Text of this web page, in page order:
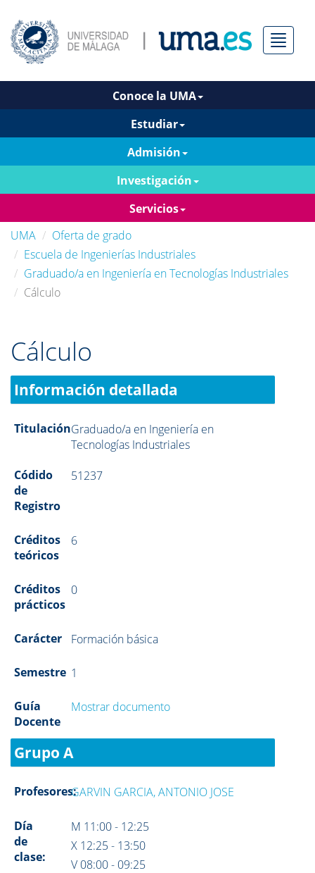
Menú
Conoce la UMA
Estudiar
Admisión
Investigación
Servicios
UMA
Oferta de grado
Escuela de Ingenierías Industriales
Graduado/a en Ingeniería en Tecnologías Industriales
Cálculo
Cálculo
Información detallada
TitulaciónGraduado/a en Ingeniería en
Tecnologías Industriales
Códido
de
Registro
51237
Créditos
teóricos
6
Créditos
prácticos
0
Carácter Formación básica
Semestre 1
Guía
Docente
Mostrar documento
Grupo A
Profesores:GARVIN GARCIA, ANTONIO JOSE
Día
de
clase:
M 11:00 - 12:25
X 12:25 - 13:50
V 08:00 - 09:25